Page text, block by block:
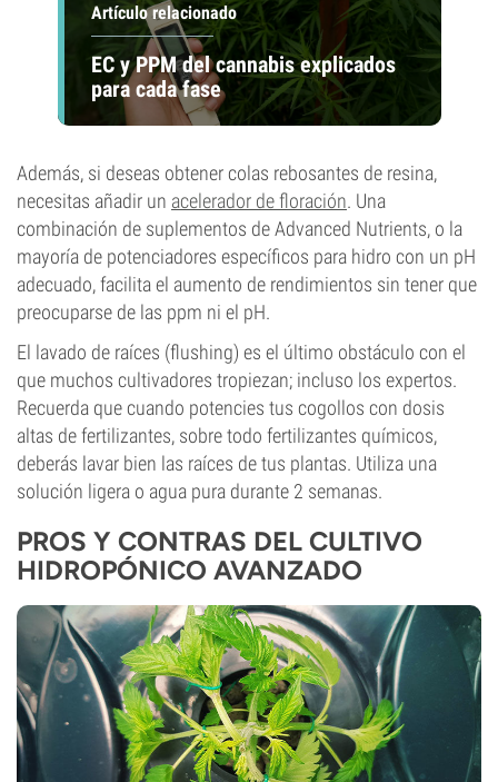
Artículo relacionado
EC y PPM del cannabis explicados
para cada fase
Además, si deseas obtener colas rebosantes de resina,
necesitas añadir un acelerador de floración. Una
combinación de suplementos de Advanced Nutrients, o la
mayoría de potenciadores específicos para hidro con un pH
adecuado, facilita el aumento de rendimientos sin tener que
preocuparse de las ppm ni el pH.
El lavado de raíces (flushing) es el último obstáculo con el
que muchos cultivadores tropiezan; incluso los expertos.
Recuerda que cuando potencies tus cogollos con dosis
altas de fertilizantes, sobre todo fertilizantes químicos,
deberás lavar bien las raíces de tus plantas. Utiliza una
solución ligera o agua pura durante 2 semanas.
PROS Y CONTRAS DEL CULTIVO
HIDROPÓNICO AVANZADO